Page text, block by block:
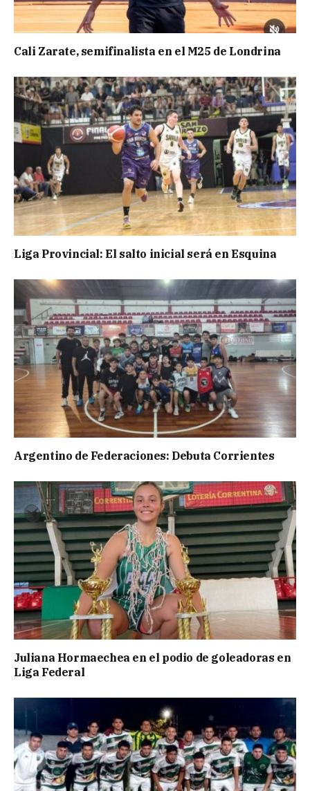
Cali Zarate, semifinalista en el M25 de Londrina
Liga Provincial: El salto inicial será en Esquina
Argentino de Federaciones: Debuta Corrientes
Juliana Hormaechea en el podio de goleadoras en
Liga Federal